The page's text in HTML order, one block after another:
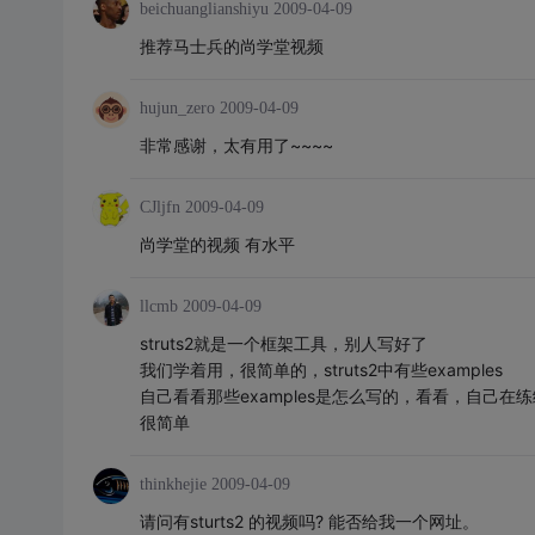
beichuanglianshiyu 2009-04-09
推荐马士兵的尚学堂视频
hujun_zero 2009-04-09
非常感谢，太有用了~~~~
CJljfn 2009-04-09
尚学堂的视频 有水平
llcmb 2009-04-09
struts2就是一个框架工具，别人写好了
我们学着用，很简单的，struts2中有些examples
自己看看那些examples是怎么写的，看看，自己在
很简单
thinkhejie 2009-04-09
请问有sturts2 的视频吗? 能否给我一个网址。